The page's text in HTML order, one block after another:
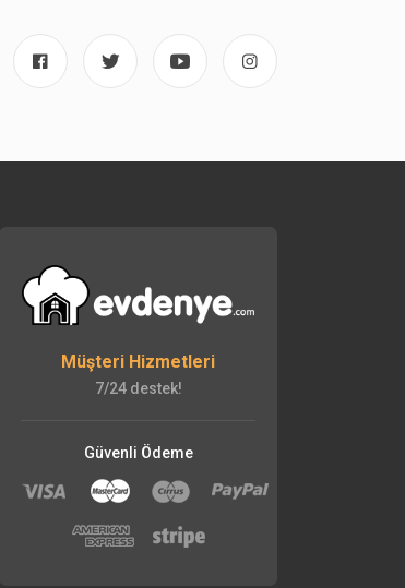
Müşteri Hizmetleri
7/24 destek!
Güvenli Ödeme